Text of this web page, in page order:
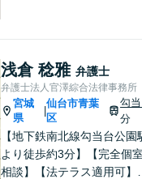
ます。 まずは一度気軽に御
談下さい。
浅倉 稔雅 弁護士
弁護士法人官澤綜合法律事務所
宮城
県
|
仙台市青葉
区
勾
分
【地下鉄南北線勾当台公園
より徒歩約3分】【完全個
相談】【法テラス適用可】十